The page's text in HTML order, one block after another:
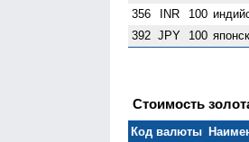
356 INR 100
392 JPY 100
Стоимость
Код валюты